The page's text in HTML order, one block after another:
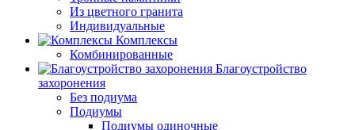
Из цветного гранита
Индивидуальные
Комплексы
Комбинированные
Благоустройство
захоронения
Без подиума
Подиумы
Подиумы одиночные